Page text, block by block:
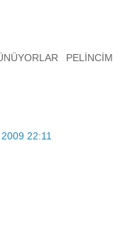
PELİNCİM
22:11